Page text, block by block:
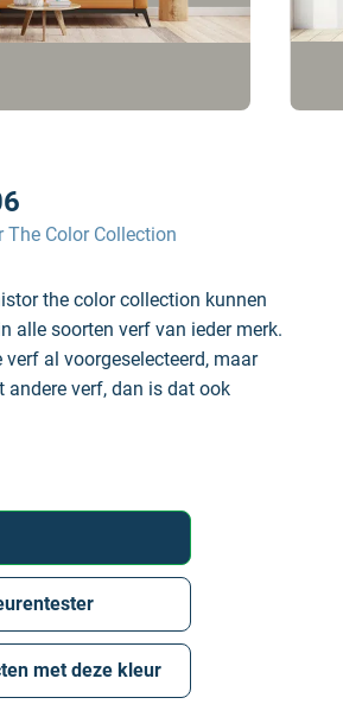
The Color Collection
the color collection kunnen
alle soorten verf van ieder merk.
verf al voorgeselecteerd, maar
andere verf, dan is dat ook
met deze kleur